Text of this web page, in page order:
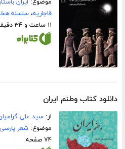
موضوع: ایران
قاجاریه،سلسله
۱۱ ساعت و ۳۴ دقیقه
دانلود کتاب وطنم ایران
از:سید علی
موضوع:شعر پارسی
۷۴ صفحه